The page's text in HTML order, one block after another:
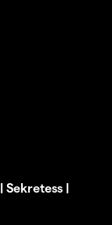
| Sekretess |